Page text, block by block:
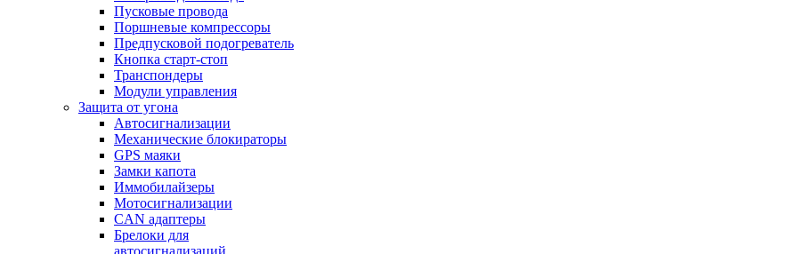
Пусковые провода
Поршневые компрессоры
Предпусковой подогреватель
Кнопка старт-стоп
Транспондеры
Модули управления
Защита от угона
Автосигнализации
Механические блoкираторы
GPS маяки
Замки капота
Иммобилайзеры
Мотосигнализации
CAN адаптеры
Брелоки для
автосигнализаций